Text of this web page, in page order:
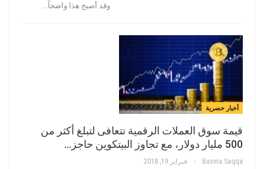
وقد أصبح هذا واضحاً…
أخبار حصرية
قيمة سوق العملات الرقمية تتعافى لتبلغ أكثر من
500 مليار دولار، مع تجاوز البيتكوين حاجز…
Basma.saqqa فبراير 19, 2018